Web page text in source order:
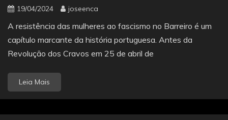
19/04/2024 joseenca
A resistência das mulheres ao fascismo no Barreiro é um
capítulo marcante da história portuguesa. Antes da
Revolução dos Cravos em 25 de abril de
Leia Mais